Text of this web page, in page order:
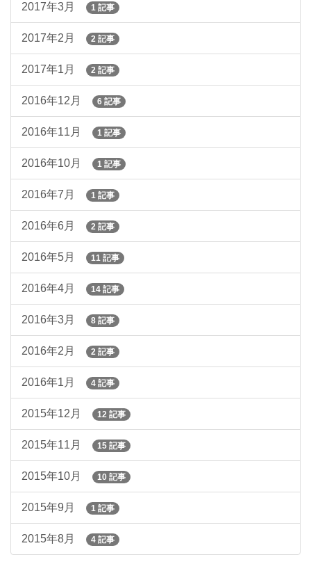
2017年3月 1 記事
2017年2月 2 記事
2017年1月 2 記事
2016年12月 6 記事
2016年11月 1 記事
2016年10月 1 記事
2016年7月 1 記事
2016年6月 2 記事
2016年5月 11 記事
2016年4月 14 記事
2016年3月 8 記事
2016年2月 2 記事
2016年1月 4 記事
2015年12月 12 記事
2015年11月 15 記事
2015年10月 10 記事
2015年9月 1 記事
2015年8月 4 記事